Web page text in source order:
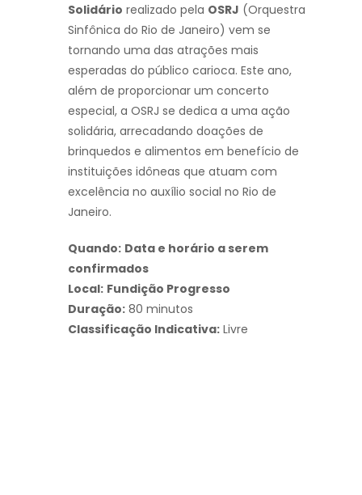
Solidário realizado pela OSRJ (Orquestra
Sinfônica do Rio de Janeiro) vem se
tornando uma das atrações mais
esperadas do público carioca. Este ano,
além de proporcionar um concerto
especial, a OSRJ se dedica a uma ação
solidária, arrecadando doações de
brinquedos e alimentos em benefício de
instituições idôneas que atuam com
excelência no auxílio social no Rio de
Janeiro.
Quando: Data e horário a serem
confirmados
Local: Fundição Progresso
Duração: 80 minutos
Classificação Indicativa: Livre